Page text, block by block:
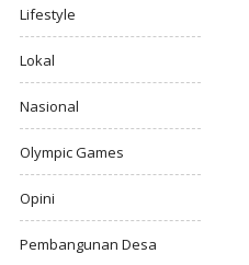
Lifestyle
Lokal
Nasional
Olympic Games
Opini
Pembangunan Desa